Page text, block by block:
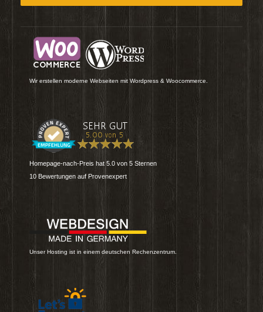
Wir erstellen moderne Webseiten mit Wordpress & Woocommerce.
Homepage-nach-Preis hat 5.0 von 5 Sternen
10 Bewertungen auf Provenexpert
Unser Hosting ist in einem deutschen Rechenzentrum.